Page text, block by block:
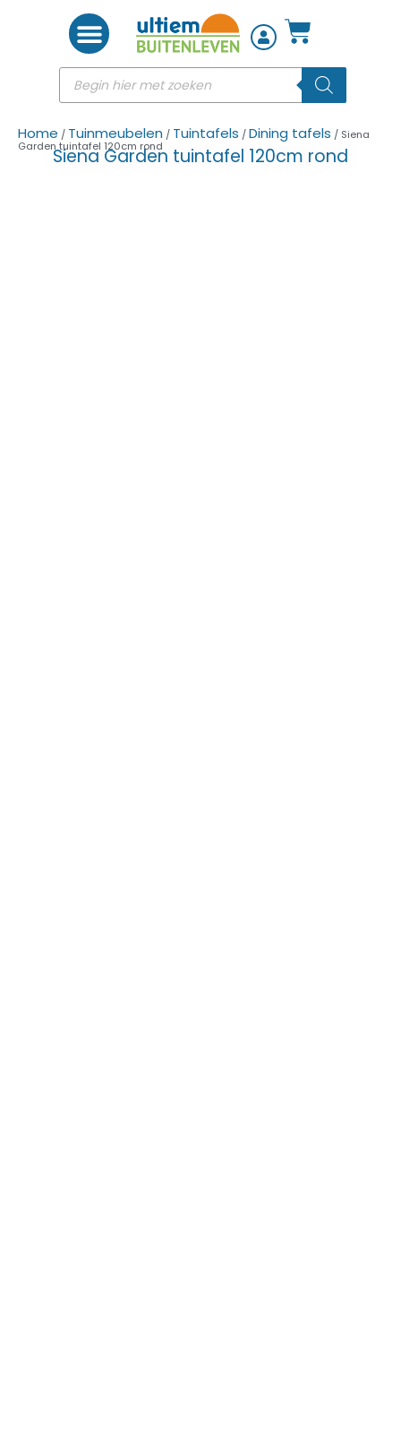
Home / Tuinmeubelen / Tuintafels /Dining tafels / Siena
Garden tuintafel 120cm rond
Siena Garden tuintafel 120cm rond